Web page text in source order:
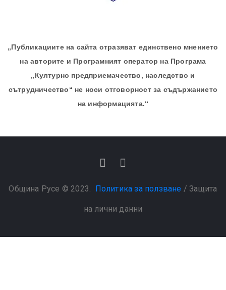
„Публикациите на сайта отразяват единствено мнението
на авторите и Програмният оператор на Програма
„Културно предприемачество, наследство и
сътрудничество“ не носи отговорност за съдържанието
на информацията.“
Община Русе © 2023. Политика за ползване / Защита
на лични данни